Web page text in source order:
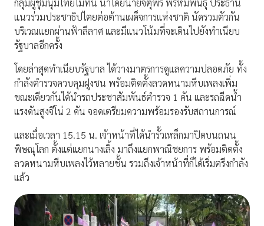
กลุ่มผู้ชุมนุมไทยไม่ทน นำโดยนายจตุพร พรหมพันธุ์ ประธาน
แนวร่วมประชาธิปไตยต่อต้านเผด็จการแห่งชาติ นัดรวมตัวกัน
บริเวณแยกผ่านฟ้าลีลาศ และมีแนวโน้มที่จะเดินไปยังทำเนียบ
รัฐบาลอีกครั้ง
โดยล่าสุดทำเนียบรัฐบาล ได้วางมาตรการดูแลความปลอดภัย ทั้ง
กำลังตำรวจควบคุมฝูงชน พร้อมติดตั้งลวดหนามหีบเพลงเพิ่ม
ขณะเดียวกันได้นำรถประชาสัมพันธ์ตำรวจ 1 คัน และรถฉีดน้ำ
แรงดันสูงจีโน่ 2 คัน จอดเตรียมความพร้อมรองรับสถานการณ์
และเมื่อเวลา 15.15 น. เจ้าหน้าที่ได้นำรั้วเหล็กมาปิดบนถนน
พิษณุโลก ตั้งแต่แยกนางเลิ้ง มาถึงแยกพาณิชยการ พร้อมติดตั้ง
ลวดหนามหีบเพลงไว้หลายชั้น รวมถึงเจ้าหน้าที่ก็ได้เริ่มตรึงกำลัง
แล้ว